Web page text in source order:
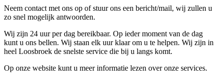
Neem contact met ons op of stuur ons een bericht/mail, wij zullen u
zo snel mogelijk antwoorden.
Wij zijn 24 uur per dag bereikbaar. Op ieder moment van de dag
kunt u ons bellen. Wij staan elk uur klaar om u te helpen. Wij zijn in
heel Loosbroek de snelste service die bij u langs komt.
Op onze website kunt u meer informatie lezen over onze services.